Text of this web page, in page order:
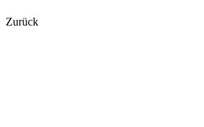
Zurück